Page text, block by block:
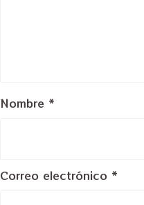
Nombre *
Correo electrónico *